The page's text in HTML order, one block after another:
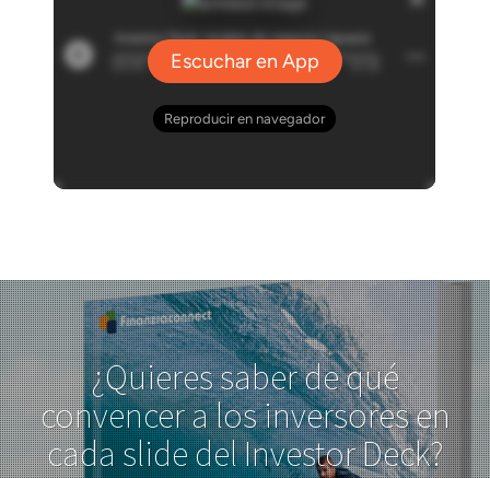
¿Quieres saber de qué
convencer a los inversores en
cada slide del Investor Deck?